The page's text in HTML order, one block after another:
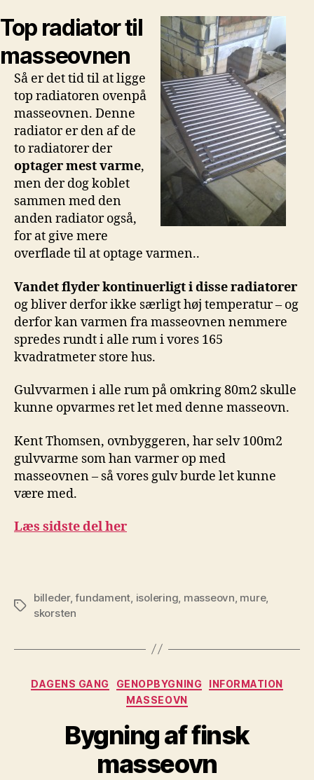
Top radiator til
masseovnen
Så er det tid til at ligge
top radiatoren ovenpå
masseovnen. Denne
radiator er den af de
to radiatorer der
optager mest varme,
men der dog koblet
sammen med den
anden radiator også,
for at give mere
overflade til at optage varmen..
Vandet flyder kontinuerligt i disse radiatorer
og bliver derfor ikke særligt høj temperatur – og
derfor kan varmen fra masseovnen nemmere
spredes rundt i alle rum i vores 165
kvadratmeter store hus.
Gulvvarmen i alle rum på omkring 80m2 skulle
kunne opvarmes ret let med denne masseovn.
Kent Thomsen, ovnbyggeren, har selv 100m2
gulvvarme som han varmer op med
masseovnen – så vores gulv burde let kunne
være med.
Læs sidste del her
Tags
billeder,fundament isolering masseovn mure,
skorsten
Kategorier
DAGENS GANG GENOPBYGNING
INFORMATION
MASSEOVN
Bygning af finsk
masseovn